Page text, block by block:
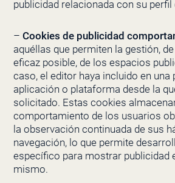
publicidad relacionada con su perfil
– Cookies de publicidad
aquéllas que permiten la gestión,
eficaz posible, de los espacios
caso, el editor haya incluido en una
aplicación o plataforma desde la
solicitado. Estas cookies
comportamiento de los usuarios
la observación continuada de sus
navegación, lo que permite
específico para mostrar publicidad
mismo.